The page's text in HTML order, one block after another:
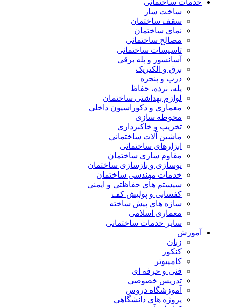
خدمات ساختمانی
ساخت ساز
سقف ساختمان
نمای ساختمان
مصالح ساختمانی
تاسیسات ساختمانی
آسانسور و پله برقی
برق و الکتریک
درب و پنجره
پله، نرده، حفاظ
لوازم بهداشتی ساختمان
معماری و دکوراسیون داخلی
محوطه سازی
تخریب و خاکبرداری
ماشین آلات ساختمانی
ابزارهای ساختمانی
مقاوم سازی ساختمان
نوسازی و بازسازی ساختمان
خدمات مهندسی ساختمان
سیستم های حفاظتی و ایمنی
کفسابی و پولیش کف
سازه های پیش ساخته
معماری اسلامی
سایر خدمات ساختمانی
آموزش
زبان
کنکور
کامپیوتر
فنی و حرفه ای
تدریس خصوصی
آموزشگاه دروس
پروژه های دانشگاهی